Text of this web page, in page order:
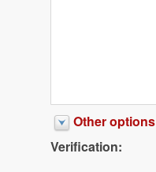
Other options
Verification: